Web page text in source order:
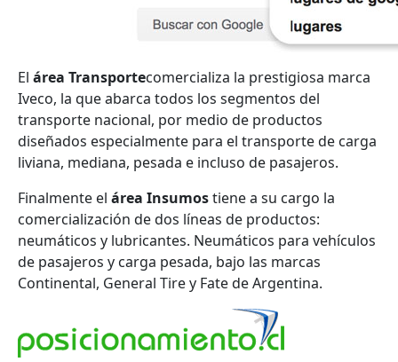
El área Transportecomercializa la prestigiosa marca
Iveco, la que abarca todos los segmentos del
transporte nacional, por medio de productos
diseñados especialmente para el transporte de carga
liviana, mediana, pesada e incluso de pasajeros.
Finalmente el área Insumostiene a su cargo la
comercialización de dos líneas de productos:
neumáticos y lubricantes. Neumáticos para vehículos
de pasajeros y carga pesada, bajo las marcas
Continental, General Tire y Fate de Argentina.